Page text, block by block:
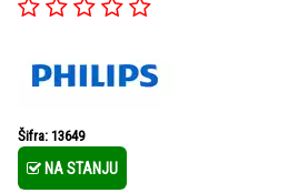
Šifra: 13649
NA STANJU